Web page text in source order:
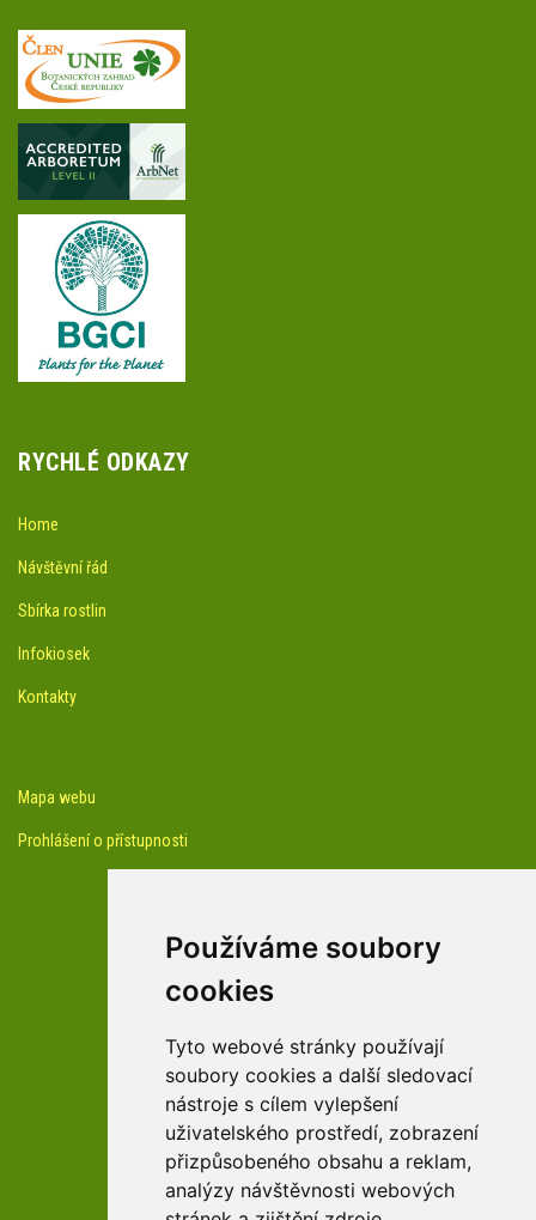
Používáme soubory
cookies
Tyto webové stránky používají
soubory cookies a další sledovací
nástroje s cílem vylepšení
uživatelského prostředí, zobrazení
přizpůsobeného obsahu a reklam,
analýzy návštěvnosti webových
RYCHLÉ ODKAZY
Home
Návštěvní řád
Sbírka rostlin
Infokiosek
Kontakty
Mapa webu
Prohlášení o přístupnosti
Youtube kanál arboreta